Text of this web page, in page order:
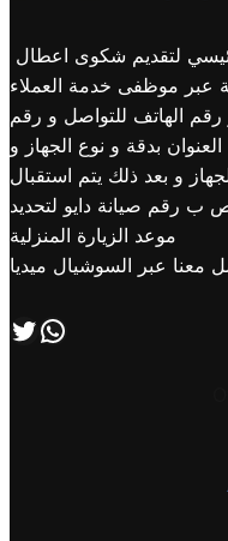
لتقديم شكوى اعطال
عبر موظفى خدمة العملاء
الهاتف للتواصل و رقم
بدقة و نوع الجهاز و
و بعد ذلك يتم استقبال
ب رقم صيانة دايو لتحديد
موعد الزيارة المنزلية
معنا عبر السوشيال ميديا
تابعنا علي صفحة التويتر اتصل بنا علي طريق الوتساب